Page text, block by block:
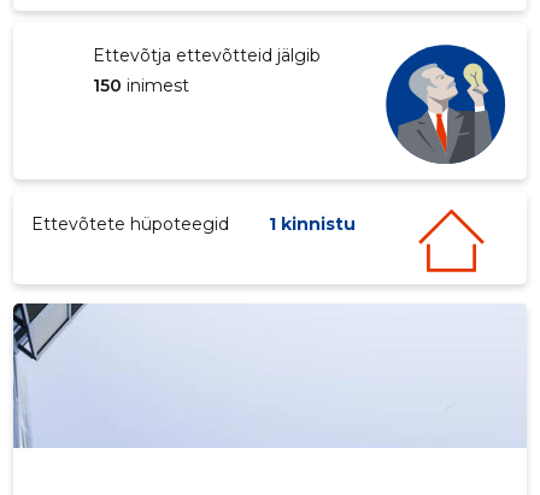
Ettevõtja ettevõtteid jälgib
150 inimest
Ettevõtete hüpoteegid 1 kinnistu